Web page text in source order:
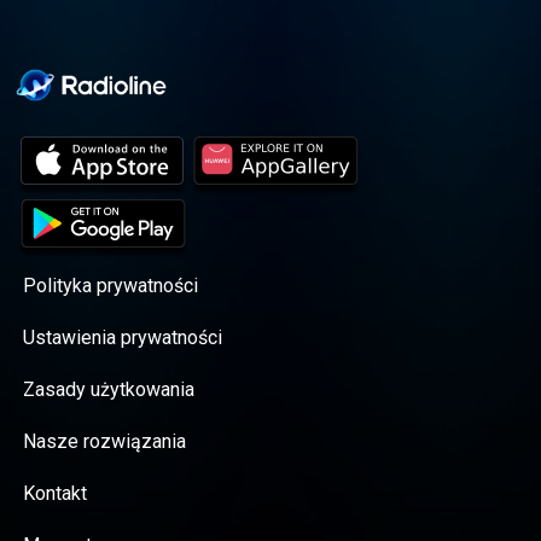
Polityka prywatności
Ustawienia prywatności
Zasady użytkowania
Nasze rozwiązania
Kontakt